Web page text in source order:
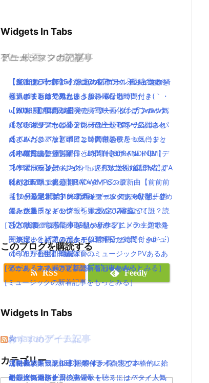
Widgets In Tabs
TV・映画
【ジュッパー】ポインコCM「ゴールドポインコ
様」ポインコ兄弟と違う点みんな気づいた？
「銀魂」小栗旬が主演で実写映画化( ﾟдﾟ )www気
になるキャストは？公開日は？
【パパパのパァ】ポインコ音頭の長尺ミュージッ
クPVでロッチ登場(｀・ω・´)!【dポイントCM】
【サンバーイ】dポイントポインコ冬の新CM「サ
ンバイ三唱」篇公開！
ネット限定！ポインコのショートドラマ公開「住
みたい県ランキング」「県境」の2本立て！
［TV・映画の新着記事をもっとみる］
ゲーム・スマホアプリ
【最強グラ】FF15の水上の都市 オルティシエが綺
麗過ぎてもはや観光レベル(＞A＜)!!!
【WOFF】10月27日発売！ワールドオブファイナ
ルファンタジーの新トレーラーがTGSで公開され
たよ！
【小島秀夫監督】新作「DEATH STRANDING（デ
ス・ストランディング）」とE3について語ってく
れたよ(｀・ω・´)！
【ワールドオブファイナルファンタジー】オープ
ニング曲「イノセント²」に決定！瑞葵って誰？読
み方は？
闇が深いと話題のポケモン新キャラ！ミミッキュ
のうたが公開！闇が深い….
［ゲーム・スマホアプリの新着記事をもっとみる］
アニメ・マンガの記事
【魔法使いの嫁】オリジナルアニメ「星待つひ
と」の映画館で見れるよ(｀・ω・´)！！
【2016夏アニソン】バッテリー・ダンガンロンパ
３・レガリアなどのアニメの主題歌を一気にまと
めてみたよ！放送曜日と時間付き(｀・ω・´)！
【木曜日編】
TVアニメ「あまんちゅ！」7月放送開始！作者は”A
RIA”の天野こずえ！日常×ダイビング
【10月放送開始】終末のイゼッタのあらすじ・声
優・放送日などの情報をまとめてみたよ！
【2016夏アニソン】話題の新作アニメの主題歌を
一気にまとめてみたよ！放送曜日と時間付き(｀・
ω・´)！【月曜日編】
［アニメ・マンガの新着記事をもっとみる］
ミュージックの記事
【2016夏アニソン】話題の新作アニメの主題歌を
一気にまとめてみたよ！放送曜日と時間付き(｀・
ω・´)！【月曜日編】
【2016夏アニソン】バッテリー・ダンガンロンパ
３・レガリアなどのアニメの主題歌を一気にまと
めてみたよ！放送曜日と時間付き(｀・ω・´)！
【木曜日編】
【8/26Mステ出演】RADWIMPSの最新曲【前前前
世】が公開2日で100万再生！ついでにMVをまとめ
てみたよ！
ひとりぼっち惑星のBGMがサウンドトラックで発
売決定！生ピアノ演奏がCDで聴けるよ(｀・ω・´)
【600万再生】岡崎体育のミュージックPVあるあ
るがあるある過ぎと話題( ﾟдﾟ )wwww
［ミュージックの新着記事をもっとみる］
このブログを購読する
RSS Feedly
Widgets In Tabs
おすすめゲーム記事
【モンハンワールド】キャラメイクとフィールド
の顔違い過ぎ(;´Д｀)www
Amazonアイテム
水耕栽培キット|LED照明付き！自宅で本格的に始
める人気セット
☆
ニンテンドースイッチ 本体 一覧
使い捨てマスク
☆
消化器／人気ランキング
耐震・転倒防止用接着マット・ストッパー／人気
☆
【KH3攻略日記05】トワイライトタウン
キングダムハーツの主題歌を聴くには？タイトル
カテゴリー